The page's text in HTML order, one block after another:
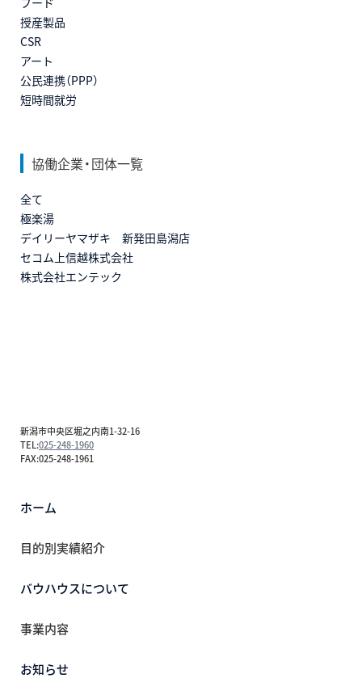
授産製品
CSR
アート
公民連携（PPP）
短時間就労
協働企業・団体一覧
全て
極楽湯
デイリーヤマザキ 新発田島潟店
セコム上信越株式会社
株式会社エンテック
新潟市中央区堀之内南1-32-16
TEL:025-248-1960
FAX:025-248-1961
ホーム
目的別実績紹介
バウハウスについて
事業内容
お知らせ